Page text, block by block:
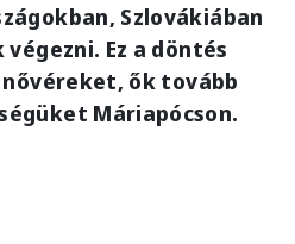
Szlovákiában
Ez a döntés
ők tovább
Máriapócson.